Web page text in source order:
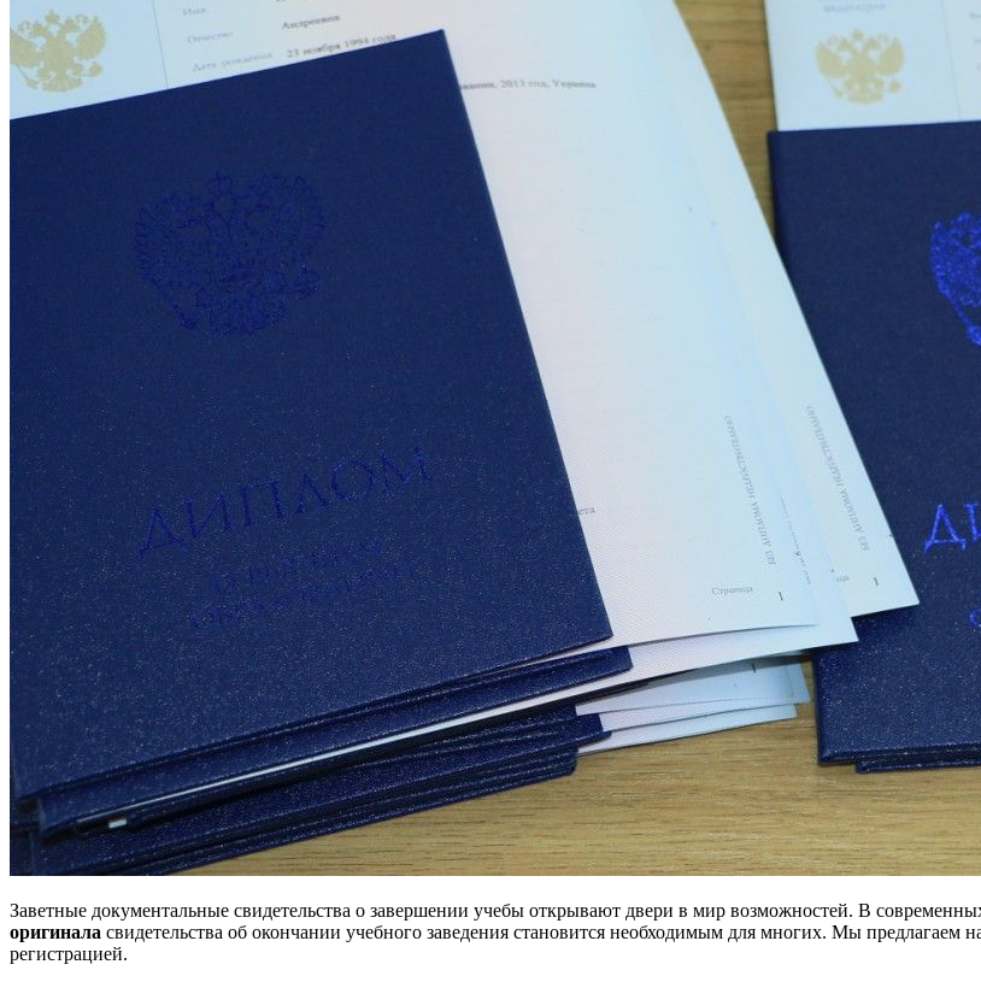
Заветные документальные свидетельства о завершении учебы открывают двери в мир возможностей. В
оригинала свидетельства об окончании учебного заведения становится необходимым для многих. Мы предлагаем
регистрацией.